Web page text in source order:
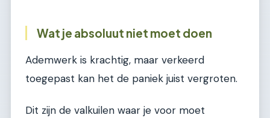
Wat je absoluut niet moet doen
Ademwerk is krachtig, maar verkeerd
toegepast kan het de paniek juist vergroten.
Dit zijn de valkuilen waar je voor moet